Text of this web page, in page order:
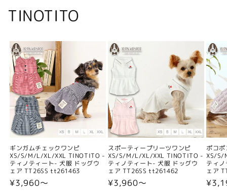
TINOTITO
ギンガムチェックワンピ
XS/S/M/L/XL/XXL TINOTITO -
ティノティート- 犬服 ドッグウ
ェア TT26SS tt261463
通
¥3,960〜
スポーティープリーツワンピ
XS/S/M/L/XL/XXL TINOTITO -
ティノティート- 犬服 ドッグウ
ェア TT26SS tt261462
通
¥3,960〜
ポコ
XS/S/
ティ
ェア
通